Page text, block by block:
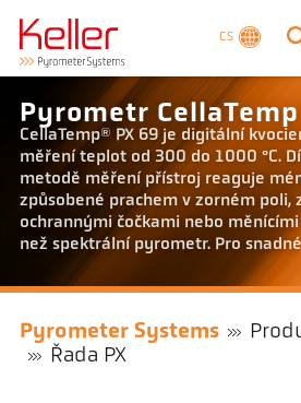
CS
Pyrometr CellaTemp
CellaTemp® PX 69 je digitální
měření teplot od 300 do 1000 °C.
metodě měření přístroj reaguje
způsobené prachem v zorném poli,
ochrannými čočkami nebo
než spektrální pyrometr. Pro
Pyrometer Systems
Řada PX